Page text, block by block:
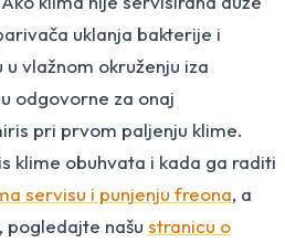
uklanja bakterije i
vlažnom okruženju iza
odgovorne za onaj
pri prvom paljenju klime.
klime obuhvata i kada ga raditi
servisu i punjenju freona, a
pogledajte našu stranicu o